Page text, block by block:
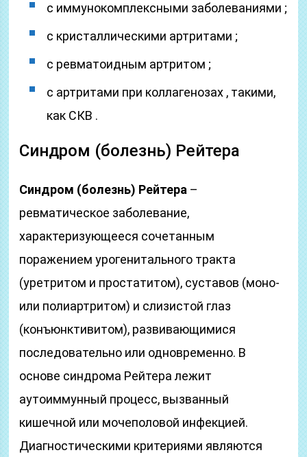
с иммунокомплексными заболеваниями ;
с кристаллическими артритами ;
с ревматоидным артритом ;
с артритами при коллагенозах , такими,
как СКВ .
Синдром (болезнь) Рейтера
Синдром (болезнь) Рейтера –
ревматическое заболевание,
характеризующееся сочетанным
поражением урогенитального тракта
(уретритом и простатитом), суставов (моно-
или полиартритом) и слизистой глаз
(конъюнктивитом), развивающимися
последовательно или одновременно. В
основе синдрома Рейтера лежит
аутоиммунный процесс, вызванный
кишечной или мочеполовой инфекцией.
Диагностическими критериями являются